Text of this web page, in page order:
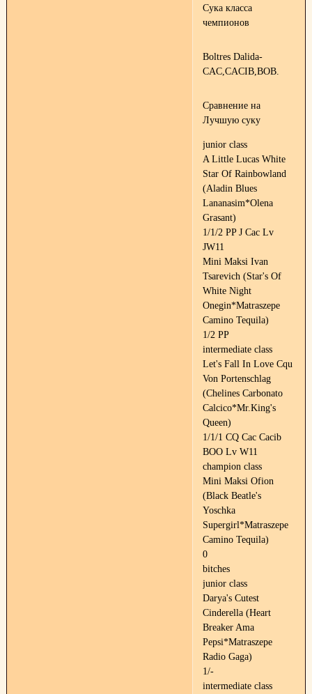
Сука класса
чемпионов
Boltres Dalida-
CAC,CACIB,BOB.
Сравнение на
Лучшую суку
junior class
A Little Lucas White
Star Of Rainbowland
(Aladin Blues
Lananasim*Olena
Grasant)
1/1/2 PP J Cac Lv
JW11
Mini Maksi Ivan
Tsarevich (Star's Of
White Night
Onegin*Matraszepe
Camino Tequila)
1/2 PP
intermediate class
Let's Fall In Love Cqu
Von Portenschlag
(Chelines Carbonato
Calcico*Mr.King's
Queen)
1/1/1 CQ Cac Cacib
BOO Lv W11
champion class
Mini Maksi Ofion
(Black Beatle's
Yoschka
Supergirl*Matraszepe
Camino Tequila)
0
bitches
junior class
Darya's Cutest
Cinderella (Heart
Breaker Ama
Pepsi*Matraszepe
Radio Gaga)
1/-
intermediate class